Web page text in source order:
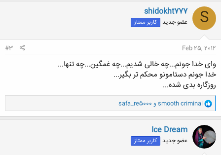
ن
ش
ه
ا
S
shidokht777
عضو جدید کاربر ممتاز
Feb 25, 2012
#3
وای خدا جونم...چه خالی شدیم...چه غمگین...چه تنها...
خدا جونم دستامونو محکم تر بگیر...
روزگاره بدی شده...
و
ا
ک
ن
ش
ه
ا
smooth criminal و safa_re5000
Ice Dream
عضو جدید کاربر ممتاز